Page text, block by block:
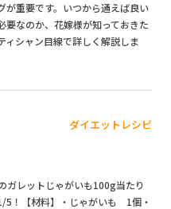
が重要です。いつから通えば良い
要なのか、花嫁様が知っておきた
ィシャン目線で詳しく解説しま
ダイエットレシピ
ガレットじゃがいも100g当たり
5！【材料】・じゃがいも 1個・